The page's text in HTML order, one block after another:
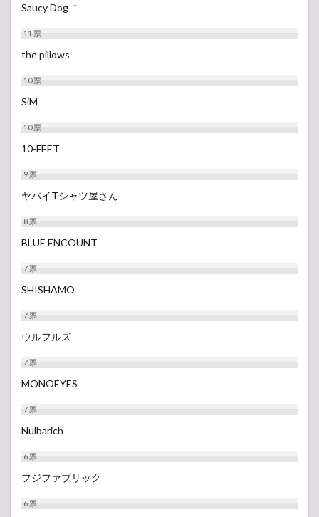
Saucy Dog *
11票
the pillows
10票
SiM
10票
10-FEET
9票
ヤバイTシャツ屋さん
8票
BLUE ENCOUNT
7票
SHISHAMO
7票
ウルフルズ
7票
MONOEYES
7票
Nulbarich
6票
フジファブリック
6票